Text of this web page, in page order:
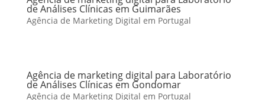
de Análises Clínicas em Guimarães
Agência de Marketing Digital em Portugal
Agência de marketing digital para Laboratório
de Análises Clínicas em Gondomar
Agência de Marketing Digital em Portugal